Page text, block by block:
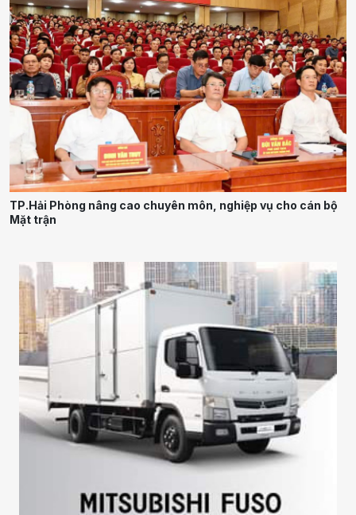
TP.Hải Phòng nâng cao chuyên môn, nghiệp vụ cho cán bộ
Mặt trận